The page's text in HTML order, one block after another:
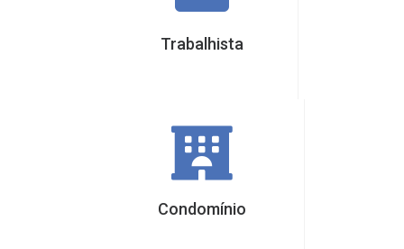
Trabalhista
Condomínio